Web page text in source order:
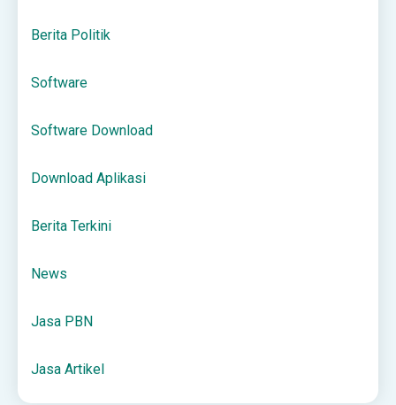
Berita Politik
Software
Software Download
Download Aplikasi
Berita Terkini
News
Jasa PBN
Jasa Artikel